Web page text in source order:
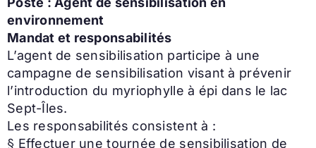
environnement
Mandat et responsabilités
L’agent de sensibilisation participe à une
campagne de sensibilisation visant à prévenir
l’introduction du myriophylle à épi dans le lac
Sept-Îles.
Les responsabilités consistent à :
§ Effectuer une tournée de sensibilisation de